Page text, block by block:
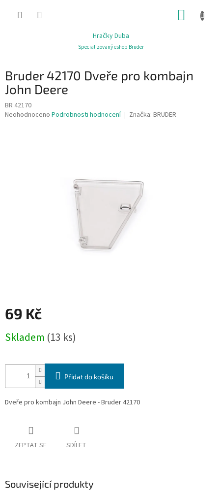
Hračky Duba
Specializovaný eshop Bruder
Bruder 42170 Dveře pro kombajn
John Deere
BR 42170
Průměrné
Neohodnoceno Podrobnosti hodnocení Značka: BRUDER
69 Kč
cena:
Skladem (13 ks)
Přidat do košíku
Dveře pro kombajn John Deere - Bruder 42170
ZEPTAT SE SDÍLET
Související produkty